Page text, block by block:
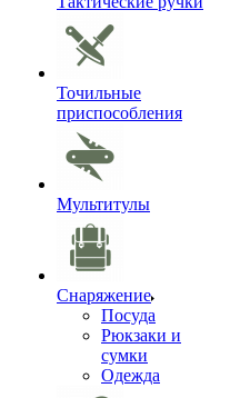
Точильные
приспособления
Мультитулы
Снаряжение
Посуда
Рюкзаки и
сумки
Одежда